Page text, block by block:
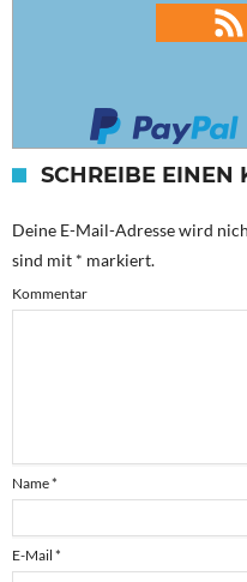
SCHREIBE EINEN
Deine E-Mail-Adresse wird
sind mit * markiert.
Kommentar
Name*
E-Mail *